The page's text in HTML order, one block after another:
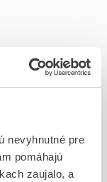
nevyhnutné pre
pomáhajú
zaujalo, a